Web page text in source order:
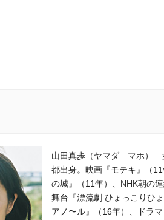
山田真歩（ヤマダ マホ）
都出身。映画『モテキ』（
の城』（11年）、NHK朝の
舞台『漂流劇 ひょっこりひ
アノ〜ル』（16年）、ドラ